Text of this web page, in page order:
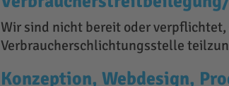
Wir sind nicht bereit oder
Verbraucherschlichtungsstelle
Konzeption, Webdesign,